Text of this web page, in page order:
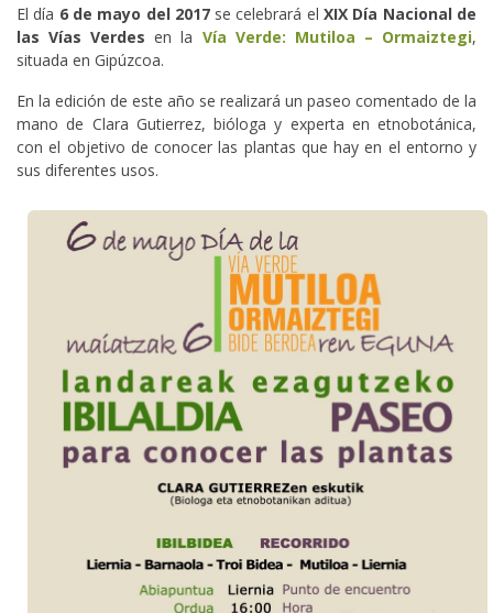
El día 6 de mayo del 2017se celebrará elXIX Día Nacional de
las Vías Verdes en la Vía Verde: Mutiloa – Ormaiztegi,
situada en Gipúzcoa.
En la edición de este año se realizará un paseo comentado de la
mano de Clara Gutierrez, bióloga y experta en etnobotánica,
con el objetivo de conocer las plantas que hay en el entorno y
sus diferentes usos.